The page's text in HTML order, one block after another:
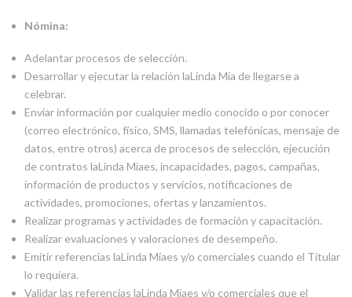
Nómina:
Adelantar procesos de selección.
Desarrollar y ejecutar la relación laLinda Mía de llegarse a
celebrar.
Enviar información por cualquier medio conocido o por conocer
(correo electrónico, físico, SMS, llamadas telefónicas, mensaje de
datos, entre otros) acerca de procesos de selección, ejecución
de contratos laLinda Míaes, incapacidades, pagos, campañas,
información de productos y servicios, notificaciones de
actividades, promociones, ofertas y lanzamientos.
Realizar programas y actividades de formación y capacitación.
Realizar evaluaciones y valoraciones de desempeño.
Emitir referencias laLinda Míaes y/o comerciales cuando el Titular
lo requiera.
Validar las referencias laLinda Míaes y/o comerciales que el